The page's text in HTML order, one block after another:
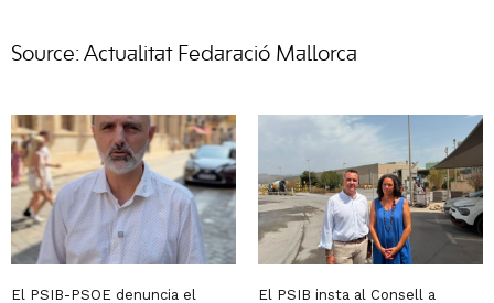
Source: Actualitat Fedaració Mallorca
El PSIB-PSOE denuncia el
El PSIB insta al Consell a